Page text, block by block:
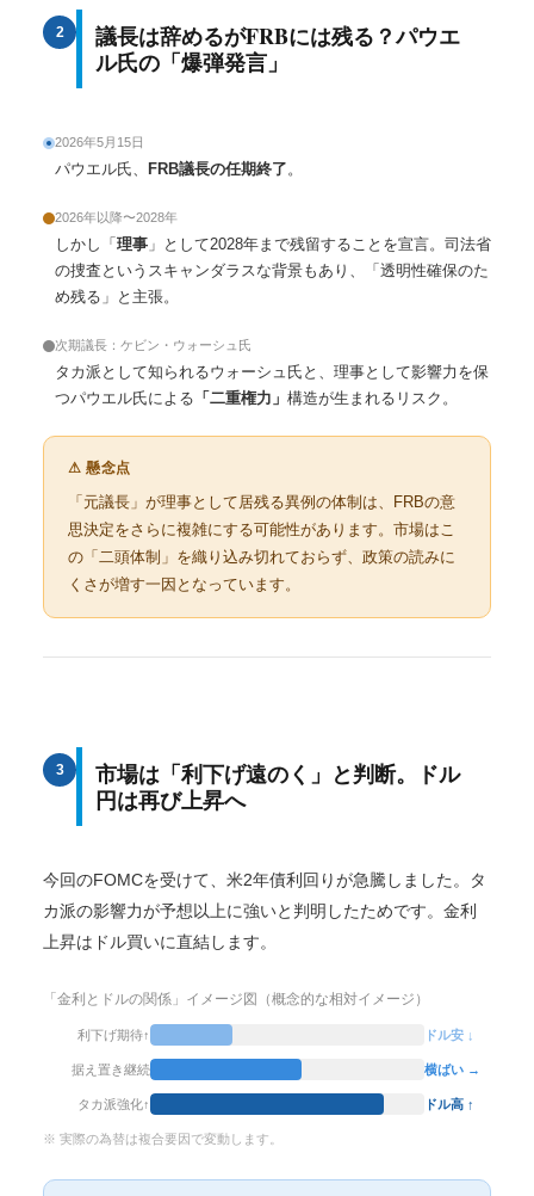
2
議長は辞めるがFRBには残る？パウエ
ル氏の「爆弾発言」
2026年5月15日
パウエル氏、 FRB議長の任期終了 。
2026年以降〜2028年
しかし「 理事 」として2028年まで残留することを宣言。司法省
の捜査というスキャンダラスな背景もあり、「透明性確保のた
め残る」と主張。
次期議長：ケビン・ウォーシュ氏
タカ派として知られるウォーシュ氏と、理事として影響力を保
つパウエル氏による 「二重権力」 構造が生まれるリスク。
⚠ 懸念点
「元議長」が理事として居残る異例の体制は、FRBの意
思決定をさらに複雑にする可能性があります。市場はこ
の「二頭体制」を織り込み切れておらず、政策の読みに
くさが増す一因となっています。
3
市場は「利下げ遠のく」と判断。ドル
円は再び上昇へ
今回のFOMCを受けて、米2年債利回りが急騰しました。タ
カ派の影響力が予想以上に強いと判明したためです。金利
上昇はドル買いに直結します。
「金利とドルの関係」イメージ図（概念的な相対イメージ）
利下げ期待↑ ドル安 ↓
据え置き継続 横ばい →
タカ派強化↑ ドル高 ↑
※ 実際の為替は複合要因で変動します。